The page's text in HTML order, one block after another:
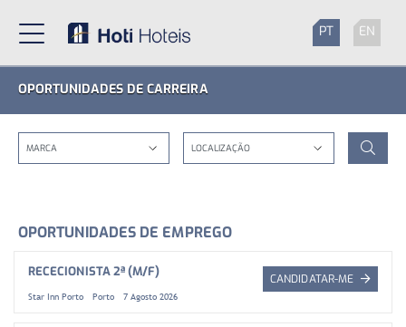
PT EN
OPORTUNIDADES DE CARREIRA
OPORTUNIDADES DE EMPREGO
RECECIONISTA 2ª (M/F)
Star Inn Porto Porto 7 Agosto 2026
CANDIDATAR-ME